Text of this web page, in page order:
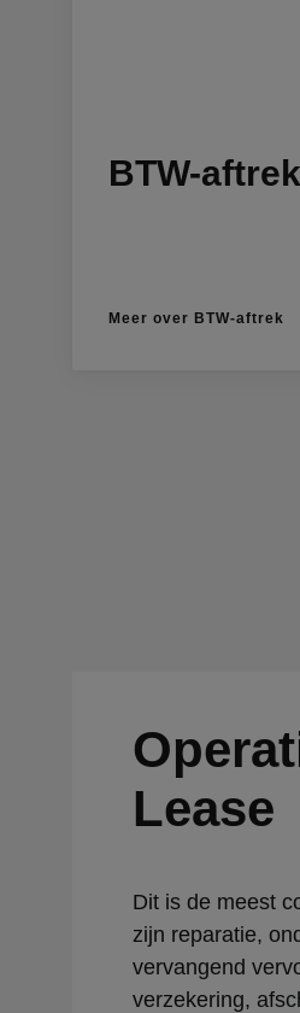
BTW-aftrek
Meer over BTW-aftrek
Lease
Dit is de meest
zijn reparatie,
vervangend
verzekering,